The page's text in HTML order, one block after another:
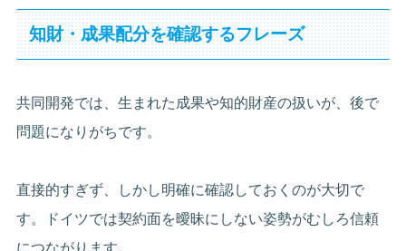
知財・成果配分を確認するフレーズ
共同開発では、生まれた成果や知的財産の扱いが、後で
問題になりがちです。
直接的すぎず、しかし明確に確認しておくのが大切で
す。ドイツでは契約面を曖昧にしない姿勢がむしろ信頼